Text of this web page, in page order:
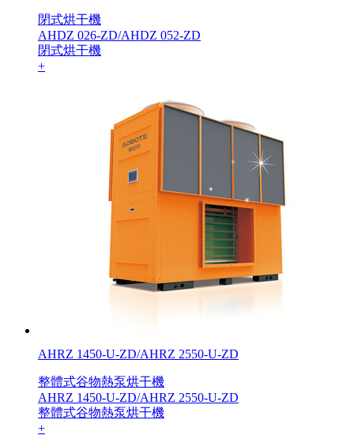
閉式烘干機
AHDZ 026-ZD/AHDZ 052-ZD
閉式烘干機
+
AHRZ 1450-U-ZD/AHRZ 2550-U-ZD
整體式谷物熱泵烘干機
AHRZ 1450-U-ZD/AHRZ 2550-U-ZD
整體式谷物熱泵烘干機
+